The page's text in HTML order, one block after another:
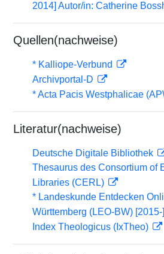
2014] Autor/in: Catherine
Quellen(nachweise)
* Kalliope-Verbund
Archivportal-D
* Acta Pacis Westphalicae
Literatur(nachweise)
Deutsche Digitale Bibliothek
Thesaurus des Consortium of
Libraries (CERL)
* Landeskunde Entdecken
Württemberg (LEO-BW) [2015-]
Index Theologicus (IxTheo)